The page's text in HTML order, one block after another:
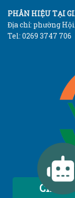
PHÂN HIỆU TẠI
Địa chỉ: phường
Tel: 0269 3747 706